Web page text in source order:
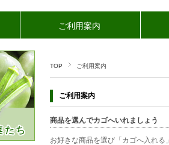
ご利用案内
TOP ご利用案内
ご利用案内
商品を選んでカゴへいれましょう
お好きな商品を選び「カゴへ入れ